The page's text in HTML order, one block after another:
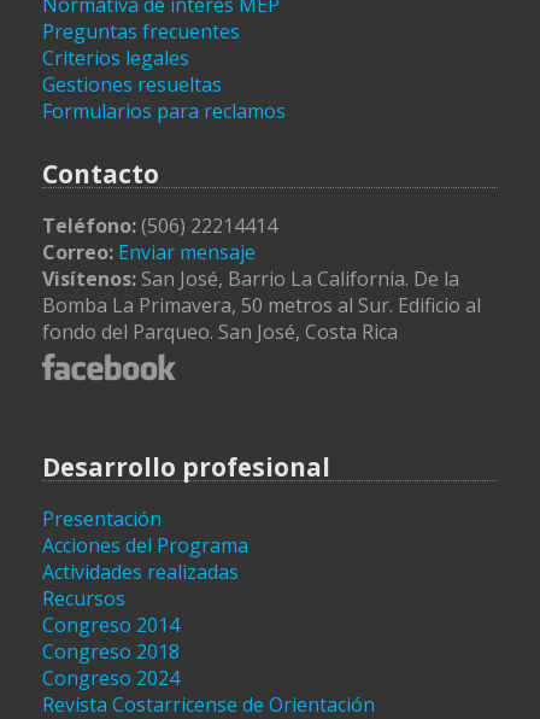
Preguntas frecuentes
Criterios legales
Gestiones resueltas
Formularios para reclamos
Contacto
Teléfono:(506) 22214414
Correo: Enviar mensaje
Visítenos: San José, Barrio La California. De la
Bomba La Primavera, 50 metros al Sur. Edificio al
fondo del Parqueo. San José, Costa Rica
Desarrollo profesional
Presentación
Acciones del Programa
Actividades realizadas
Recursos
Congreso 2014
Congreso 2018
Congreso 2024
Revista Costarricense de Orientación